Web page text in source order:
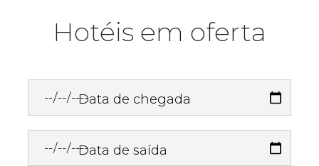
Hotéis em oferta
Data de chegada
Data de saída